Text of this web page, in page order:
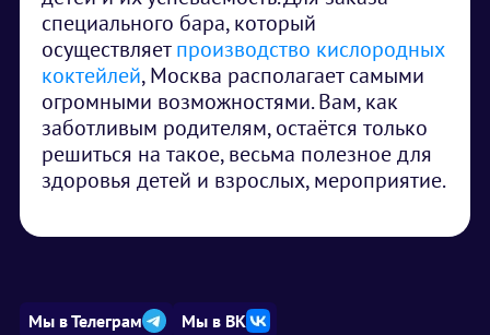
специального бара, который
осуществляетпроизводство кислородных
коктейлей, Москва располагает самыми
огромными возможностями. Вам, как
заботливым родителям, остаётся только
решиться на такое, весьма полезное для
здоровья детей и взрослых, мероприятие.
Мы в Телеграм Мы в ВК